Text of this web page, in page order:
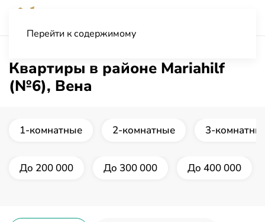
Перейти к содержимому
Квартиры в районе Mariahilf
(№6), Вена
1-комнатные 2-комнатные 3-
До 200 000 До 300 000 До 400 000